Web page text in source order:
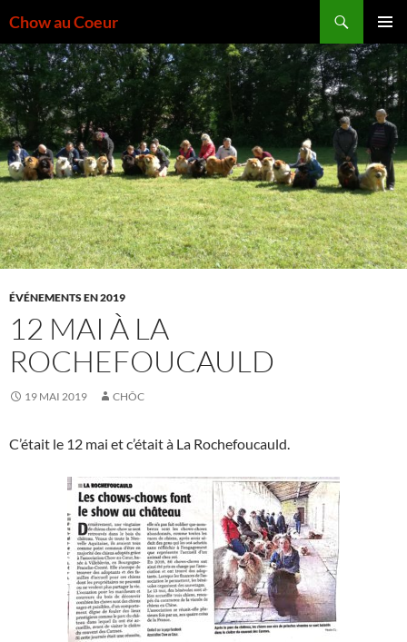
au
contenu
Chow au Coeur
MENU
ÉVÉNEMENTS EN 2019
12 MAI À LA
ROCHEFOUCAULD
19 MAI 2019 CHÔC
C’était le 12 mai et c’était à La Rochefoucauld.